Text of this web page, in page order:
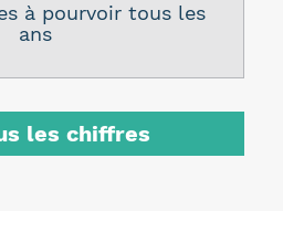
à pourvoir tous les
ans
les chiffres